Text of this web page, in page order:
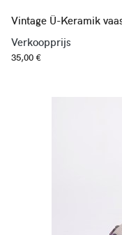
Vintage Ü-Keramik
Verkoopprijs
35,00 €